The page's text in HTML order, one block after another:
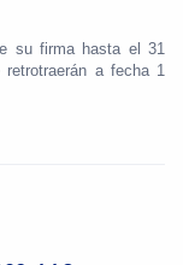
su firma hasta el 31
a fecha 1